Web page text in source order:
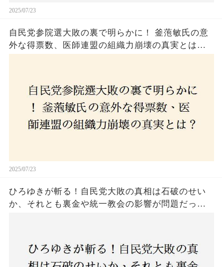
2025/07/23
自民党参院選大敗の裏で明らかに！ 釜萢敏氏の意
外な得票数、医師連盟の組織力崩壊の真実とは？
2025/07/23
ひろゆきが斬る！自民党大敗の真相は石破のせい
か、それとも裏金や統一教会の影響が問題だった